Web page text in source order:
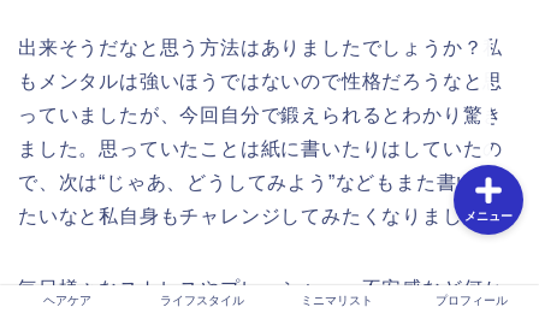
出来そうだなと思う方法はありましたでしょうか？私
もメンタルは強いほうではないので性格だろうなと思
っていましたが、今回自分で鍛えられるとわかり驚き
ました。思っていたことは紙に書いたりはしていたの
で、次は“じゃあ、どうしてみよう”などもまた書いてみ
たいなと私自身もチャレンジしてみたくなりました。
毎日様々なストレスやプレッシャー、不安感など何か
ヘアケア ライフスタイル ミニマリスト プロフィール
メニュー
プライバシーポリシー